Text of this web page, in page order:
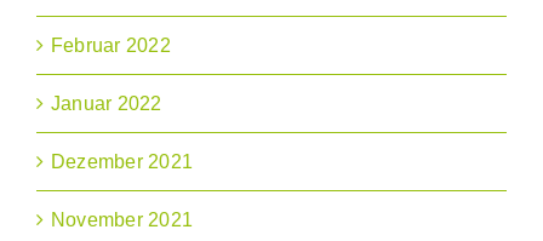
Februar 2022
Januar 2022
Dezember 2021
November 2021